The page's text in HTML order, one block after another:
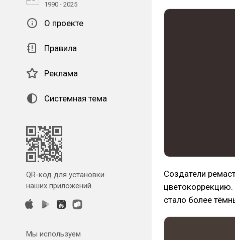
1990 - 2025
О проекте
Правила
Реклама
Системная тема
QR-код для установки
наших приложений.
Мы используем
Создатели
цветокоррекцию.
стало более